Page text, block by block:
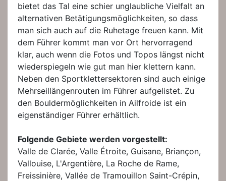
bietet das Tal eine schier unglaubliche Vielfalt an
alternativen Betätigungsmöglichkeiten, so dass
man sich auch auf die Ruhetage freuen kann. Mit
dem Führer kommt man vor Ort hervorragend
klar, auch wenn die Fotos und Topos längst nicht
wiederspiegeln wie gut man hier klettern kann.
Neben den Sportklettersektoren sind auch einige
Mehrseillängenrouten im Führer aufgelistet. Zu
den Bouldermöglichkeiten in Ailfroide ist ein
eigenständiger Führer erhältlich.
Folgende Gebiete werden vorgestellt:
Valle de Clarée, Valle Étroite, Guisane, Briançon,
Vallouise, L'Argentière, La Roche de Rame,
Freissinière, Vallée de Tramouillon Saint-Crépin,